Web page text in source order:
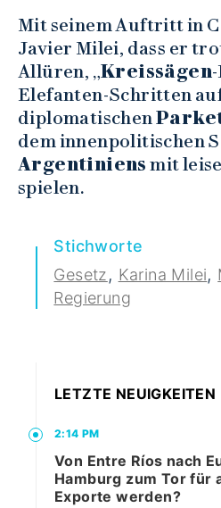
Mit seinem Auftritt in
Javier Milei, dass er
Allüren, „Kreissägen
Elefanten-Schritten
diplomatischen
dem innenpolitischen
Argentiniens mit
spielen.
Stichworte
Gesetz, Karina Milei,
Regierung
LETZTE NEUIGKEITEN
2:14 PM
Von Entre Ríos nach
Hamburg zum Tor für
Exporte werden?